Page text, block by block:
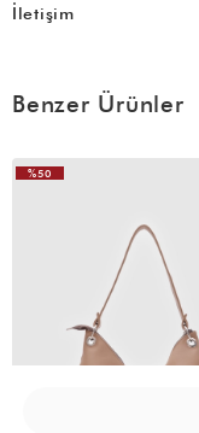
İletişim
Benzer Ürünler
%50